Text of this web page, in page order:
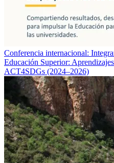
Conferencia internacional:
Educación Superior:
ACT4SDGs (2024–2026)